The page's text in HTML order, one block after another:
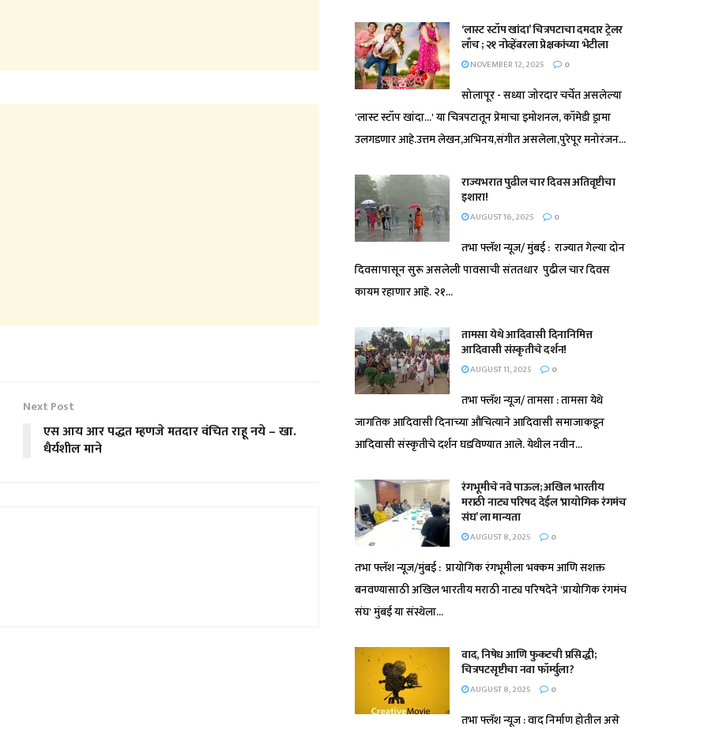
Next Post
एस आय आर पद्धत म्हणजे मतदार वंचित राहू नये – खा.
धैर्यशील माने
‘लास्ट स्टॉप खांदा’ चित्रपटाचा दमदार ट्रेलर
लाँच ; २१ नोव्हेंबरला प्रेक्षकांच्या भेटीला
NOVEMBER 12, 2025 0
सोलापूर - सध्या जोरदार चर्चेत असलेल्या
'लास्ट स्टॉप खांदा...' या चित्रपटातून प्रेमाचा इमोशनल, कॉमेडी ड्रामा
उलगडणार आहे.उत्तम लेखन,अभिनय,संगीत असलेला,पुरेपूर मनोरंजन...
राज्यभरात पुढील चार दिवस अतिवृष्टीचा
इशारा!
AUGUST 16, 2025 0
तभा फ्लॅश न्यूज/ मुंबई : राज्यात गेल्या दोन
दिवसापासून सुरू असलेली पावसाची संततधार पुढील चार दिवस
कायम रहाणार आहे. २१...
तामसा येथे आदिवासी दिनानिमित्त
आदिवासी संस्कृतीचे दर्शन!
AUGUST 11, 2025 0
तभा फ्लॅश न्यूज/ तामसा : तामसा येथे
जागतिक आदिवासी दिनाच्या औचित्याने आदिवासी समाजाकडून
आदिवासी संस्कृतीचे दर्शन घडविण्यात आले. येथील नवीन...
रंगभूमीचे नवे पाऊल; अखिल भारतीय
मराठी नाट्य परिषद देईल ‘प्रायोगिक रंगमंच
संघ’ ला मान्यता
AUGUST 8, 2025 0
तभा फ्लॅश न्यूज/मुंबई : प्रायोगिक रंगभूमीला भक्कम आणि सशक्त
बनवण्यासाठी अखिल भारतीय मराठी नाट्य परिषदेने 'प्रायोगिक रंगमंच
संघ' मुंबई या संस्थेला...
वाद, निषेध आणि फुकटची प्रसिद्धी;
चित्रपटसृष्टीचा नवा फॉर्म्युला?
AUGUST 8, 2025 0
तभा फ्लॅश न्यूज : वाद निर्माण होतील असे